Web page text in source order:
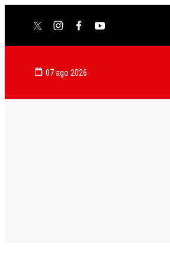
twitterinstagram
facebookyoutube
07 ago 2026